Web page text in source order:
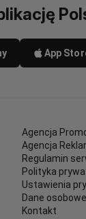
App
Agencja
Agencja
Regulamin
Polityka
Ustawienia
Dane osobowe
Kontakt